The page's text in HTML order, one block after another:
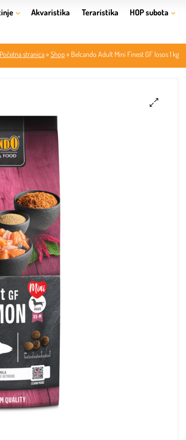
Akvaristika Teraristika HOP subota
Početna stranica» Shop» Belcando Adult Mini Finest GF losos 1 kg